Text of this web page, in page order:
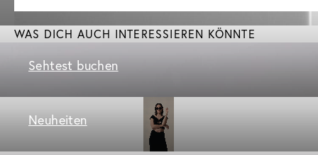
WAS DICH AUCH INTERESSIEREN KÖNNTE
Sehtest buchen
Neuheiten